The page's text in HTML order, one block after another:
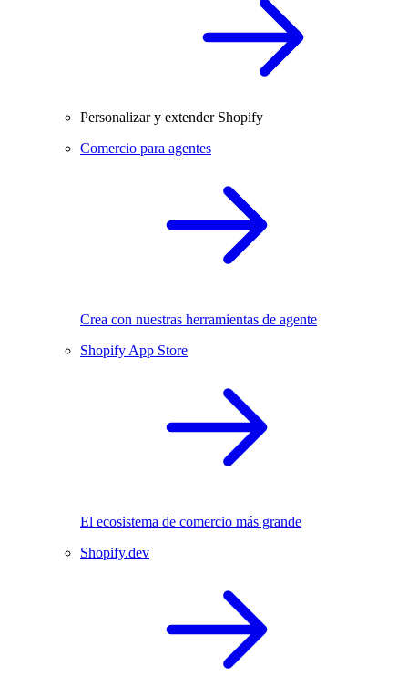
Personalizar y extender Shopify
Comercio para agentes
Crea con nuestras herramientas de agente
Shopify App Store
El ecosistema de comercio más grande
Shopify.dev